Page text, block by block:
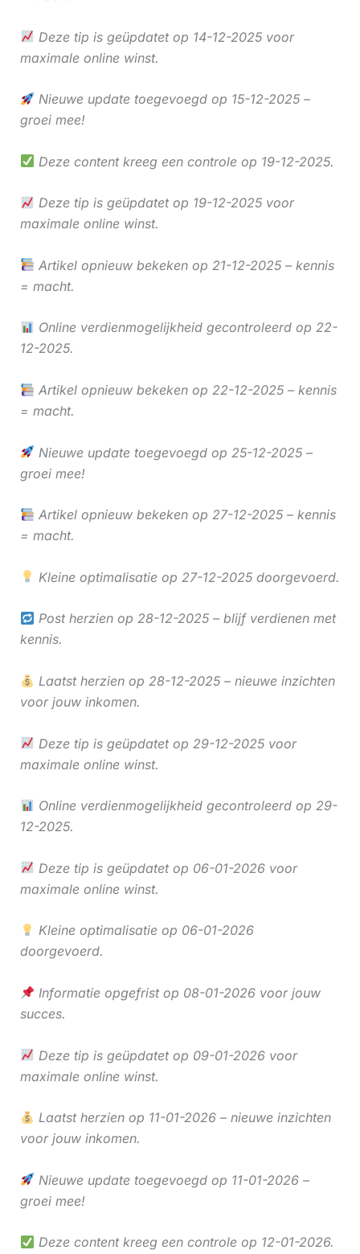
Deze tip is geüpdatet op 14-12-2025 voor
maximale online winst.
Nieuwe update toegevoegd op 15-12-2025 –
groei mee!
Deze content kreeg een controle op 19-12-2025.
Deze tip is geüpdatet op 19-12-2025 voor
maximale online winst.
Artikel opnieuw bekeken op 21-12-2025 – kennis
= macht.
Online verdienmogelijkheid gecontroleerd op 22-
12-2025.
Artikel opnieuw bekeken op 22-12-2025 – kennis
= macht.
Nieuwe update toegevoegd op 25-12-2025 –
groei mee!
Artikel opnieuw bekeken op 27-12-2025 – kennis
= macht.
Kleine optimalisatie op 27-12-2025 doorgevoerd.
Post herzien op 28-12-2025 – blijf verdienen met
kennis.
Laatst herzien op 28-12-2025 – nieuwe inzichten
voor jouw inkomen.
Deze tip is geüpdatet op 29-12-2025 voor
maximale online winst.
Online verdienmogelijkheid gecontroleerd op 29-
12-2025.
Deze tip is geüpdatet op 06-01-2026 voor
maximale online winst.
Kleine optimalisatie op 06-01-2026
doorgevoerd.
Informatie opgefrist op 08-01-2026 voor jouw
succes.
Deze tip is geüpdatet op 09-01-2026 voor
maximale online winst.
Laatst herzien op 11-01-2026 – nieuwe inzichten
voor jouw inkomen.
Nieuwe update toegevoegd op 11-01-2026 –
groei mee!
Deze content kreeg een controle op 12-01-2026.